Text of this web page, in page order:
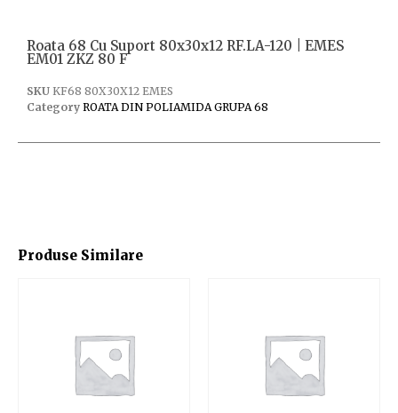
Produse Similare
Roata 68 Cu Suport 80x30x12 RF.LA-120 | EMES
EM01 ZKZ 80 F
SKU KF68 80X30X12 EMES
Category ROATA DIN POLIAMIDA GRUPA 68